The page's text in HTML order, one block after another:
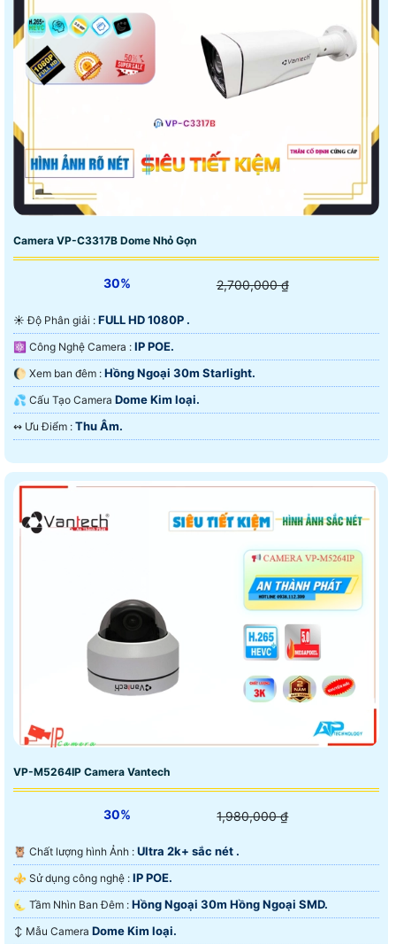
Camera VP-C3317B Dome Nhỏ Gọn
30% 2,700,000 ₫
☀️ Độ Phân giải : FULL HD 1080P .
⚛️ Công Nghệ Camera : IP POE.
🌔 Xem ban đêm : Hồng Ngoại 30m Starlight.
💦 Cấu Tạo Camera Dome Kim loại.
️↭ Ưu Điểm : Thu Âm.
VP-M5264IP Camera Vantech
30% 1,980,000 ₫
🦉 Chất lượng hình Ảnh : Ultra 2k+ sắc nét .
⚜️ Sử dụng công nghệ : IP POE.
🌜 Tầm Nhìn Ban Đêm : Hồng Ngoại 30m Hồng Ngoại SMD.
↕️ Mẫu Camera Dome Kim loại.